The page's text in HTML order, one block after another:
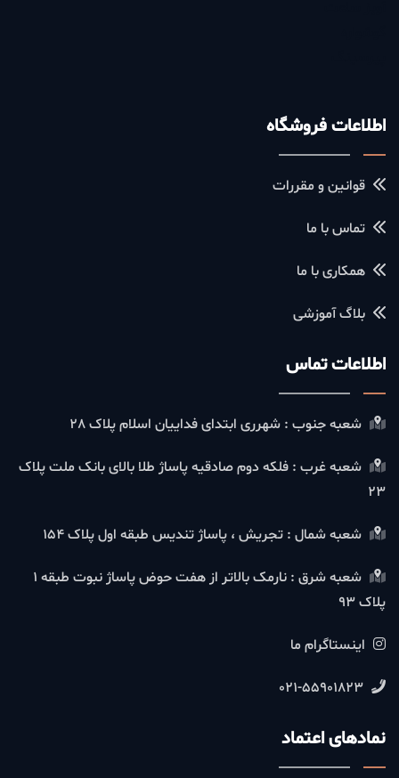
اطلاعات فروشگاه
قوانین و مقررات
تماس با ما
همکاری با ما
بلاگ آموزشی
اطلاعات تماس
شعبه جنوب : شهرری ابتدای فداییان اسلام پلاک 28
شعبه غرب : فلکه دوم صادقیه پاساژ طلا بالای بانک ملت پلاک
23
شعبه شمال : تجریش ، پاساژ تندیس طبقه اول پلاک 154
شعبه شرق : نارمک بالاتر از هفت حوض پاساژ نبوت طبقه 1
پلاک 93
اینستاگرام ما
021-55901823
نمادهای اعتماد